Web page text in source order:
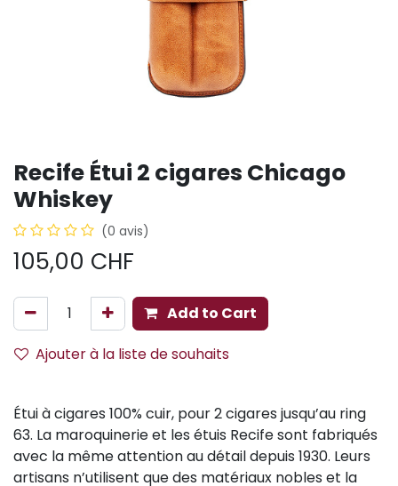
Recife Étui 2 cigares Chicago
Whiskey
(0 avis)
105,00 CHF
Add to Cart
Ajouter à la liste de souhaits
Étui à cigares 100% cuir, pour 2 cigares jusqu’au ring
63. La maroquinerie et les étuis Recife sont fabriqués
avec la même attention au détail depuis 1930. Leurs
artisans n’utilisent que des matériaux nobles et la